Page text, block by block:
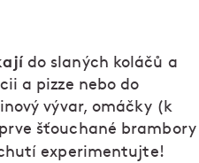
do slaných koláčů a
a pizze nebo do
vývar, omáčky (k
šťouchané brambory
experimentujte!